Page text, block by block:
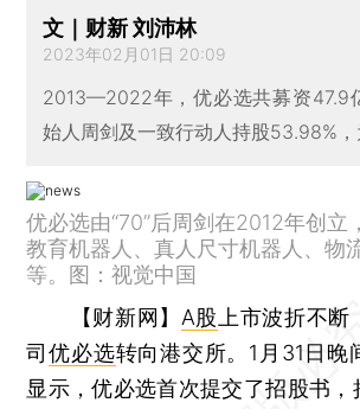
文｜财新 刘沛林
2023年02月01日 20:09
2013—2022年，优必选共募资47.9
始人周剑及一致行动人持股53.98%，
优必选由“70”后周剑在2012年创立
教育机器人、真人尺寸机器人、物
等。图：视觉中国
【财新网】 A股 上市波折不
司优必选转向港交所。1月31日晚
显示，优必选首次提交了招股书，